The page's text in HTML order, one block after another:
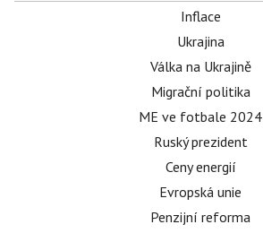
Inflace
Ukrajina
Válka na Ukrajině
Migrační politika
ME ve fotbale 2024
Ruský prezident
Ceny energií
Evropská unie
Penzijní reforma